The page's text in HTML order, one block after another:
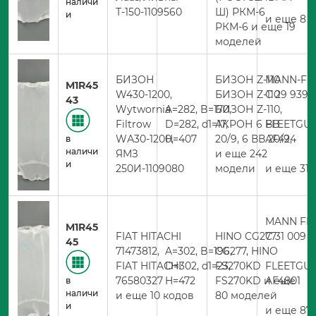
и
Т-150-1109560
Ш) РКМ-6
РКМ-6 и еще 19
моделей
и еще 8
M1R45
43
в
наличи
и
БИЗОН
W430-1200,
Wytwornia
Filtrow
WА30-1200,
ЯМЗ
250И-1109080
A=282, B=170,
D=282, d1=17,
H=407
БИЗОН Z-110
БИЗОН Z-110
БИЗОН Z-110,
АКРОН 6 ВВ
20/9, 6 ВВ 20/9,
и еще 242
модели
MANN-
C 29 939
AF424
и еще
M1R45
45
в
наличи
и
FIAT HITACHI
71473812,
FIAT HITACHI
76580327
и еще 10 кодов
A=302, B=196,
D=302, d1=23,
H=472
HINO CG277
CG277, HINO
FS270KD
FS270KD и еще
80 моделей
MANN
C 31 009 x
AF4801
и еще 87